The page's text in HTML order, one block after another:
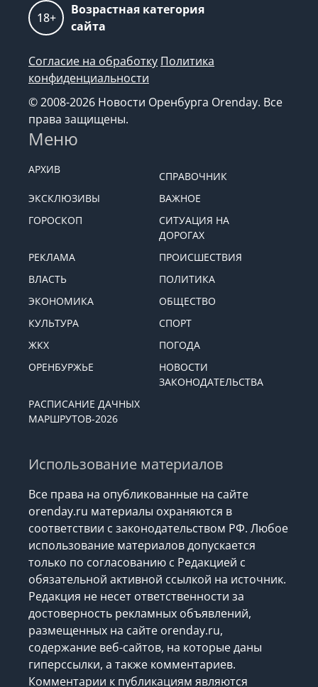
18+
Возрастная категория
сайта
Согласие на обработку Политика
конфиденциальности
© 2008-2026 Новости Оренбурга Orenday. Все
права защищены.
Меню
АРХИВ
СПРАВОЧНИК
ЭКСКЛЮЗИВЫ
ВАЖНОЕ
ГОРОСКОП
СИТУАЦИЯ НА
ДОРОГАХ
РЕКЛАМА
ПРОИСШЕСТВИЯ
ВЛАСТЬ
ПОЛИТИКА
ЭКОНОМИКА
ОБЩЕСТВО
КУЛЬТУРА
СПОРТ
ЖКХ
ПОГОДА
ОРЕНБУРЖЬЕ
НОВОСТИ
ЗАКОНОДАТЕЛЬСТВА
РАСПИСАНИЕ ДАЧНЫХ
МАРШРУТОВ-2026
Использование материалов
Все права на опубликованные на сайте
orenday.ru материалы охраняются в
соответствии с законодательством РФ. Любое
использование материалов допускается
только по согласованию с Редакцией с
обязательной активной ссылкой на источник.
Редакция не несет ответственности за
достоверность рекламных объявлений,
размещенных на сайте orenday.ru,
содержание веб-сайтов, на которые даны
гиперссылки, а также комментариев.
Комментарии к публикациям являются